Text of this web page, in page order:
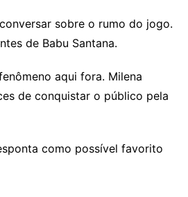
sobre o rumo do jogo.
de Babu Santana.
aqui fora. Milena
de conquistar o público pela
como possível favorito